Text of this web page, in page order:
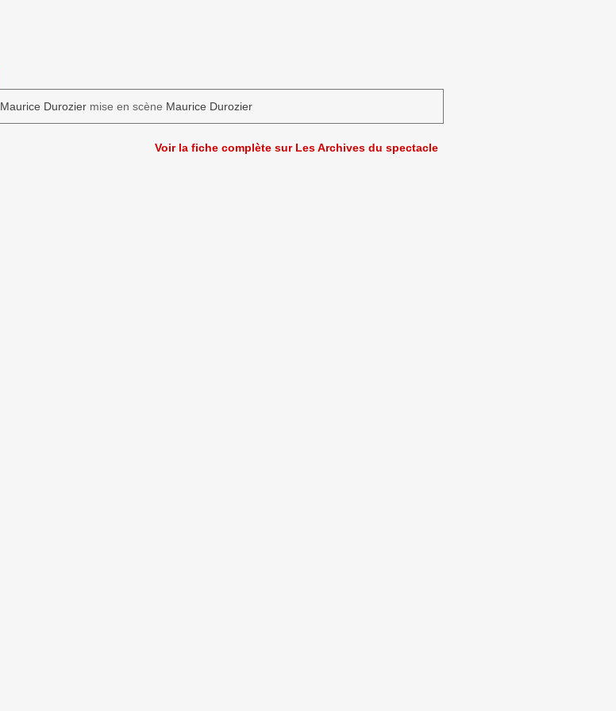
Maurice Duroziermise en scène Maurice Durozier
Voir la fiche complète sur Les Archives du spectacle